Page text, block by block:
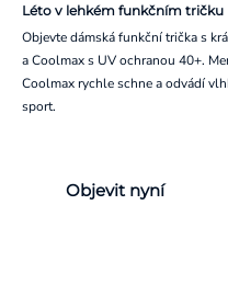
Léto v lehkém funkčním tričku
Objevte dámská funkční trička s
a Coolmax s UV ochranou 40+.
Coolmax rychle schne a odvádí
sport.
Objevit nyní